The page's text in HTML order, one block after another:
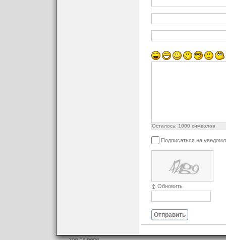
Осталось: 1000 символов
Подписаться на
Обновить
Отправить